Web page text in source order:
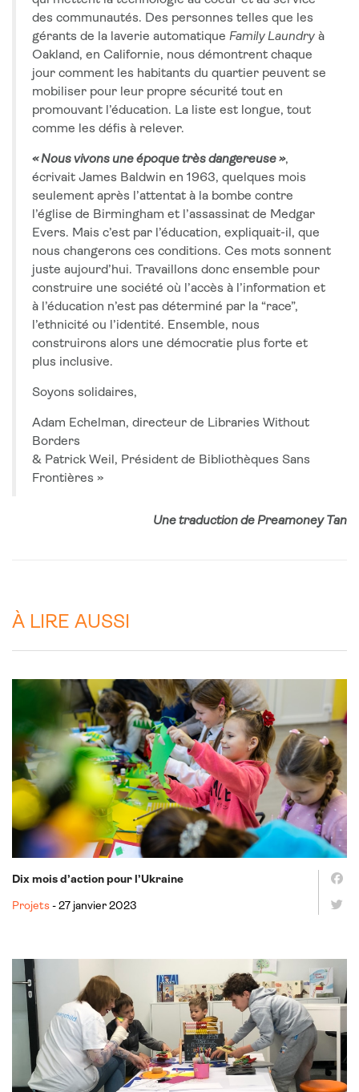
des communautés. Des personnes telles que les
gérants de la laverie automatique Family Laundry à
Oakland, en Californie, nous démontrent chaque
jour comment les habitants du quartier peuvent se
mobiliser pour leur propre sécurité tout en
promouvant l’éducation. La liste est longue, tout
comme les défis à relever.
« Nous vivons une époque très dangereuse »,
écrivait James Baldwin en 1963, quelques mois
seulement après l’attentat à la bombe contre
l’église de Birmingham et l’assassinat de Medgar
Evers. Mais c’est par l’éducation, expliquait-il, que
nous changerons ces conditions. Ces mots sonnent
juste aujourd’hui. Travaillons donc ensemble pour
construire une société où l’accès à l’information et
à l’éducation n’est pas déterminé par la “race”,
l’ethnicité ou l’identité. Ensemble, nous
construirons alors une démocratie plus forte et
plus inclusive.
Soyons solidaires,
Adam Echelman, directeur de Libraries Without
Borders
& Patrick Weil, Président de Bibliothèques Sans
Frontières »
Une traduction de Preamoney Tan
À LIRE AUSSI
Dix mois d’action pour l’Ukraine
Projets - 27 janvier 2023